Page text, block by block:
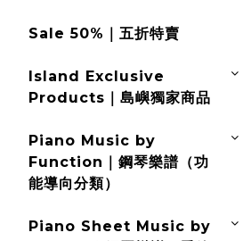
Sale 50%｜五折特賣
Island Exclusive
Products｜島嶼獨家商品
Piano Music by
Function｜鋼琴樂譜（功
能導向分類）
Piano Sheet Music by